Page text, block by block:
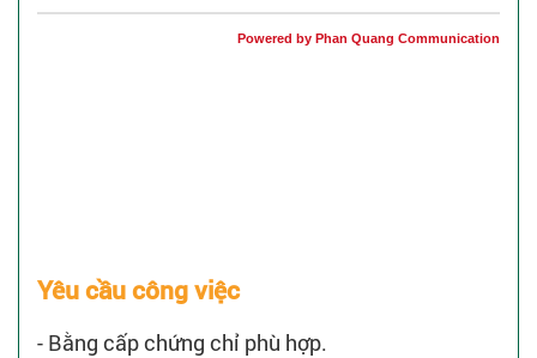
Powered by Phan Quang Communication
Yêu cầu công việc
- Bằng cấp chứng chỉ phù hợp.